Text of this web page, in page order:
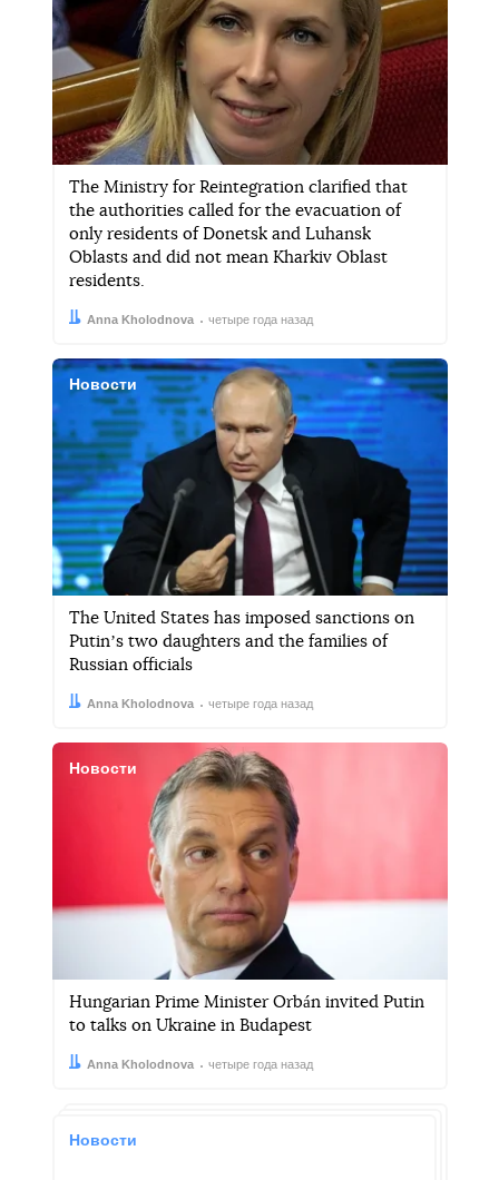
The Ministry for Reintegration clarified that
the authorities called for the evacuation of
only residents of Donetsk and Luhansk
Oblasts and did not mean Kharkiv Oblast
residents.
Автор:
Anna Kholodnova
Дата: четыре года назад
Новости
The United States has imposed sanctions on
Putinʼs two daughters and the families of
Russian officials
Автор:
Anna Kholodnova
Дата: четыре года назад
Новости
Hungarian Prime Minister Orbán invited Putin
to talks on Ukraine in Budapest
Автор:
Anna Kholodnova
Дата: четыре года назад
Новости